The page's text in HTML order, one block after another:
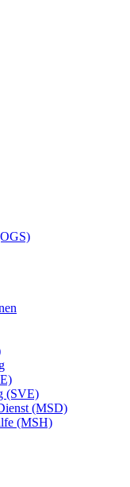
(SVE)
(MSD)
(MSH)